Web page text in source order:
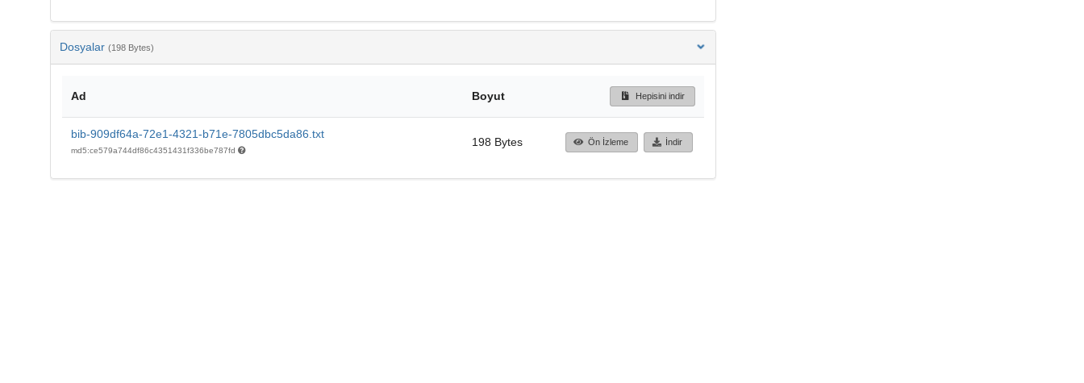
Dosyalar (198 Bytes)
Ad Boyut Hepisini indir
bib-909df64a-72e1-4321-b71e-7805dbc5da86.txt
md5:ce579a744df86c4351431f336be787fd
198 Bytes Ön İzleme İndir